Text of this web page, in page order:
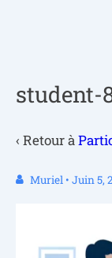
student-
‹ Retour à
Muriel • Juin 5,